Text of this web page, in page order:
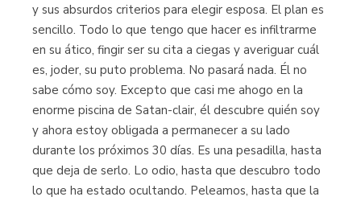
y sus absurdos criterios para elegir esposa. El plan es
sencillo. Todo lo que tengo que hacer es infiltrarme
en su ático, fingir ser su cita a ciegas y averiguar cuál
es, joder, su puto problema. No pasará nada. Él no
sabe cómo soy. Excepto que casi me ahogo en la
enorme piscina de Satan-clair, él descubre quién soy
y ahora estoy obligada a permanecer a su lado
durante los próximos 30 días. Es una pesadilla, hasta
que deja de serlo. Lo odio, hasta que descubro todo
lo que ha estado ocultando. Peleamos, hasta que la